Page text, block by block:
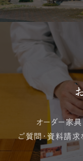
オーダー家具
ご質問・資料請求